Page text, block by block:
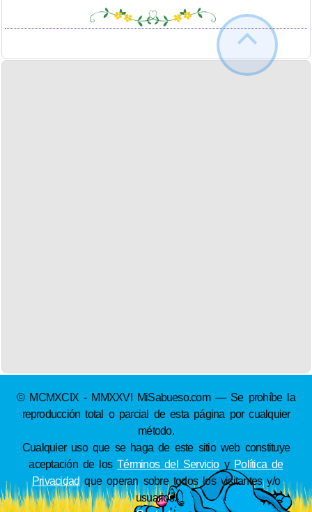
© MCMXCIX - MMXXVI MiSabueso.com — Se prohíbe la
reproducción total o parcial de esta página por cualquier
método.
Cualquier uso que se haga de este sitio web constituye
aceptación de losTérminos del Servicioy Política de
Privacidad que operan sobre todos los visitantes y/o
usuarios.